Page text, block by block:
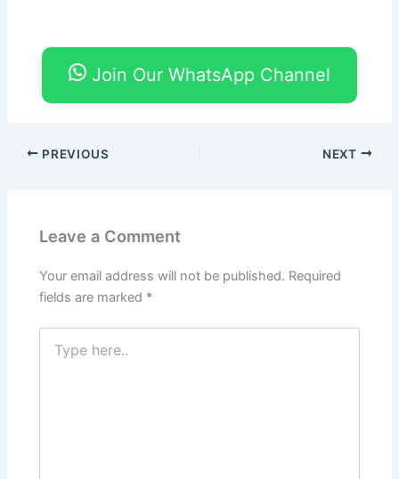
Join Our WhatsApp Channel
PREVIOUS NEXT
Leave a Comment
Your email address will not be published. Required
fields are marked *
here..